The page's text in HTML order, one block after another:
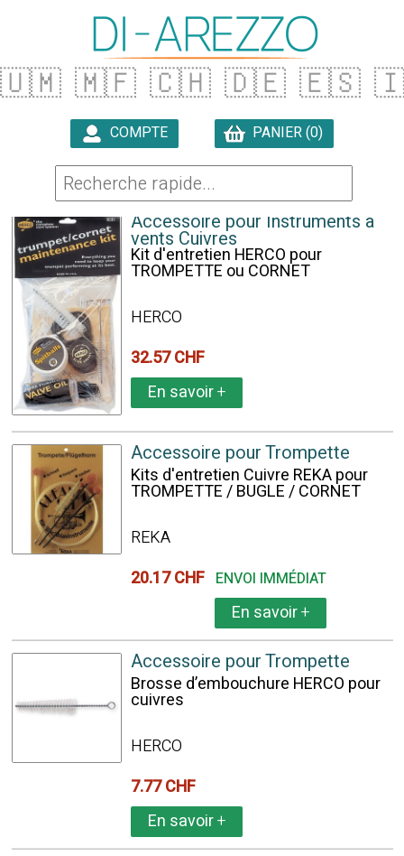
🇺🇲 🇲🇫 🇨🇭 🇩🇪 🇪🇸
COMPTE PANIER (0)
13 ARTICLES TROUVÉS
Accessoire pour Instruments à
vents Cuivres
Kit d'entretien HERCO pour
TROMPETTE ou CORNET
HERCO
32.57 CHF
En savoir+
Accessoire pour Trompette
Kits d'entretien Cuivre REKA pour
TROMPETTE / BUGLE / CORNET
REKA
20.17 CHF ENVOI IMMÉDIAT
En savoir+
Accessoire pour Trompette
Brosse d’embouchure HERCO pour
cuivres
HERCO
7.77 CHF
En savoir+